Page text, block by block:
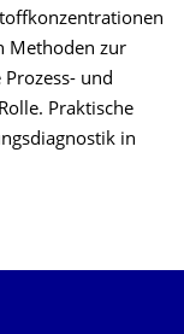
Methoden zur
und
Praktische
in